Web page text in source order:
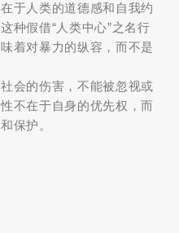
于人类的道德感和自我约
种假借“人类中心”之名行
着对暴力的纵容，而不是
会的伤害，不能被忽视或
不在于自身的优先权，而
保护。